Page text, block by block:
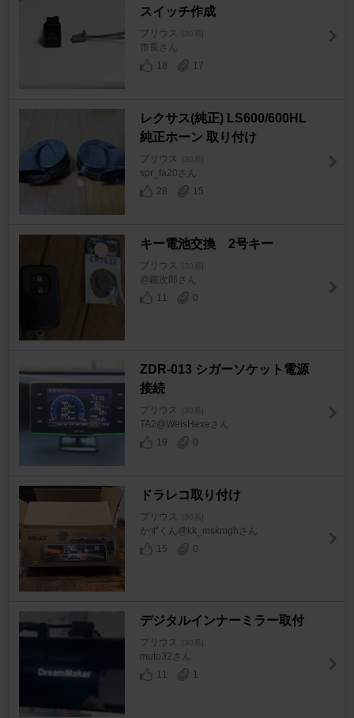
スイッチ作成
プリウス [30系]
市長さん
18
17
レクサス(純正) LS600/600HL
純正ホーン 取り付け
プリウス [30系]
spr_fa20さん
28
15
キー電池交換 2号キー
プリウス [30系]
@銀次郎さん
11
0
ZDR-013 シガーソケット電源
接続
プリウス [30系]
TA2@WeisHexeさん
19
0
ドラレコ取り付け
プリウス [30系]
かずくん@kk_mskmghさん
15
0
デジタルインナーミラー取付
プリウス [30系]
muto32さん
11
1